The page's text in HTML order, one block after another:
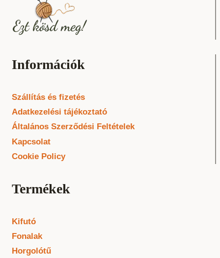
Információk
Szállítás és fizetés
Adatkezelési tájékoztató
Általános Szerződési Feltételek
Kapcsolat
Cookie Policy
Termékek
Kifutó
Fonalak
Horgolótű